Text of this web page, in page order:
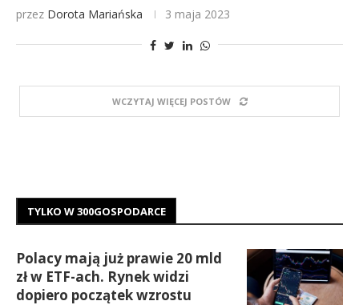
przez Dorota Mariańska 3 maja 2023
WCZYTAJ WIĘCEJ POSTÓW
TYLKO W 300GOSPODARCE
Polacy mają już prawie 20 mld
zł w ETF-ach. Rynek widzi
dopiero początek wzrostu